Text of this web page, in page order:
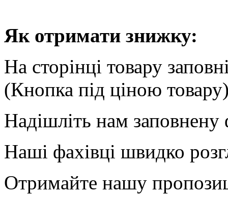
Як отримати знижку:
На сторінці товару
(Кнопка під ціною
Надішліть нам
Наші фахівці швидко
Отримайте нашу